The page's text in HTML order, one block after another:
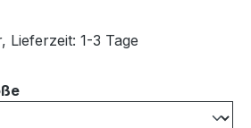
Lieferzeit: 1-3 Tage
auswählen